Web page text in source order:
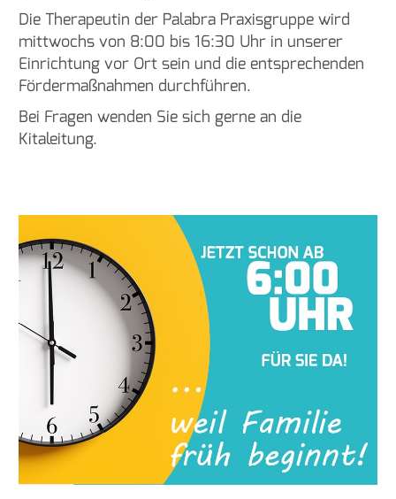
Die Therapeutin der Palabra Praxisgruppe wird
mittwochs von 8:00 bis 16:30 Uhr in unserer
Einrichtung vor Ort sein und die entsprechenden
Fördermaßnahmen durchführen.
Bei Fragen wenden Sie sich gerne an die
Kitaleitung.